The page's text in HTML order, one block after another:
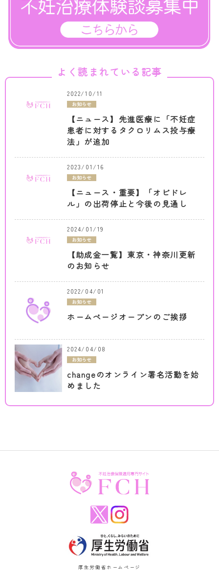
よく読まれている記事
2022/10/11
お知らせ
【ニュース】先進医療に「不妊症
患者に対するタクロリムス投与療
法」が追加
2023/01/16
お知らせ
【ニュース・重要】「オビドレ
ル」の出荷停止と今後の見通し
2024/01/19
お知らせ
【助成金一覧】東京・神奈川更新
のお知らせ
2022/04/01
お知らせ
ホームページオープンのご挨拶
2024/04/08
お知らせ
changeのオンライン署名活動を始
めました
厚生労働省ホームページ